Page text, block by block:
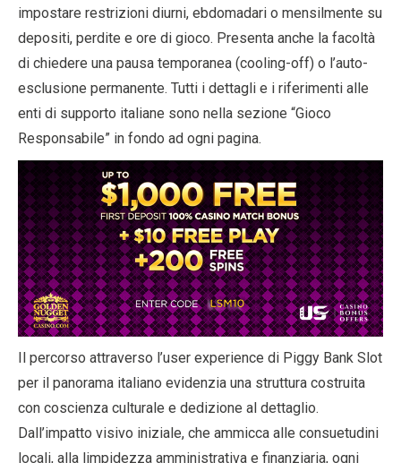
impostare restrizioni diurni, ebdomadari o mensilmente su
depositi, perdite e ore di gioco. Presenta anche la facoltà
di chiedere una pausa temporanea (cooling-off) o l’auto-
esclusione permanente. Tutti i dettagli e i riferimenti alle
enti di supporto italiane sono nella sezione “Gioco
Responsabile” in fondo ad ogni pagina.
Il percorso attraverso l’user experience di Piggy Bank Slot
per il panorama italiano evidenzia una struttura costruita
con coscienza culturale e dedizione al dettaglio.
Dall’impatto visivo iniziale, che ammicca alle consuetudini
locali, alla limpidezza amministrativa e finanziaria, ogni